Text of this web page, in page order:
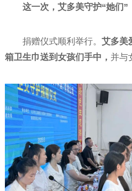
这一次，艾多美守护“她们”
捐赠仪式顺利举行。 艾多美
箱卫生巾送到女孩们手中， 并与